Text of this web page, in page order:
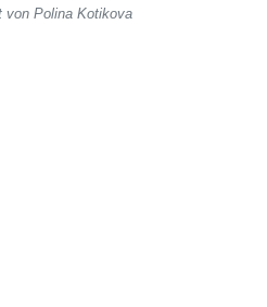
von Polina Kotikova